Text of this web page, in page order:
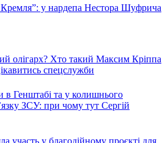
Кремля”: у нардепа Нестора Шуфрича
олігарх? Хто такий Максим Кріппа
спецслужби
Генштабі та у колишнього
ЗСУ: при чому тут Сергій
участь у благодійному проєкті для